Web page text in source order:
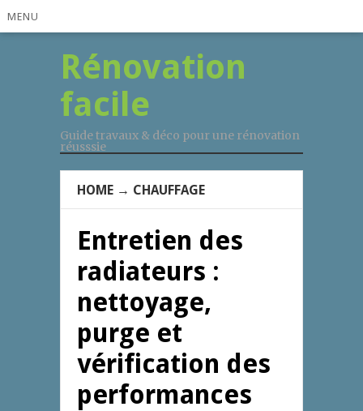
MENU
Rénovation
facile
Guide travaux & déco pour une rénovation
réusssie
HOME → CHAUFFAGE
Entretien des
radiateurs :
nettoyage,
purge et
vérification des
performances